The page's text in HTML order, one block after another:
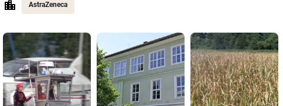
AstraZeneca